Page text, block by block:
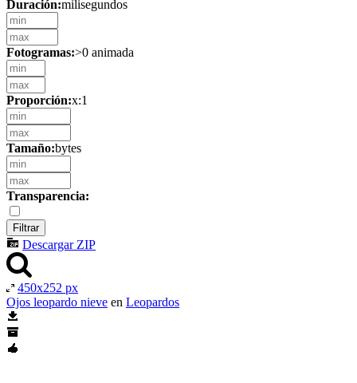
Duración:milisegundos
Fotogramas:>0 animada
Proporción:x:1
Tamaño:bytes
Transparencia:
Descargar ZIP
450x252 px
Ojos leopardo nieve en Leopardos